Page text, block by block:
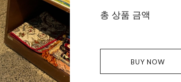
총 상품 금액
BUY NOW